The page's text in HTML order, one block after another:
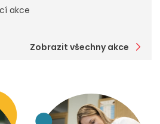
akce
Zobrazit všechny akce